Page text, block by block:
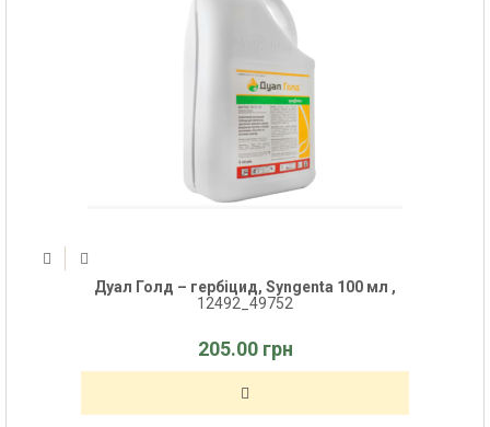
Дуал Голд – гербіцид, Syngenta 100 мл ,
12492_49752
205.00 грн